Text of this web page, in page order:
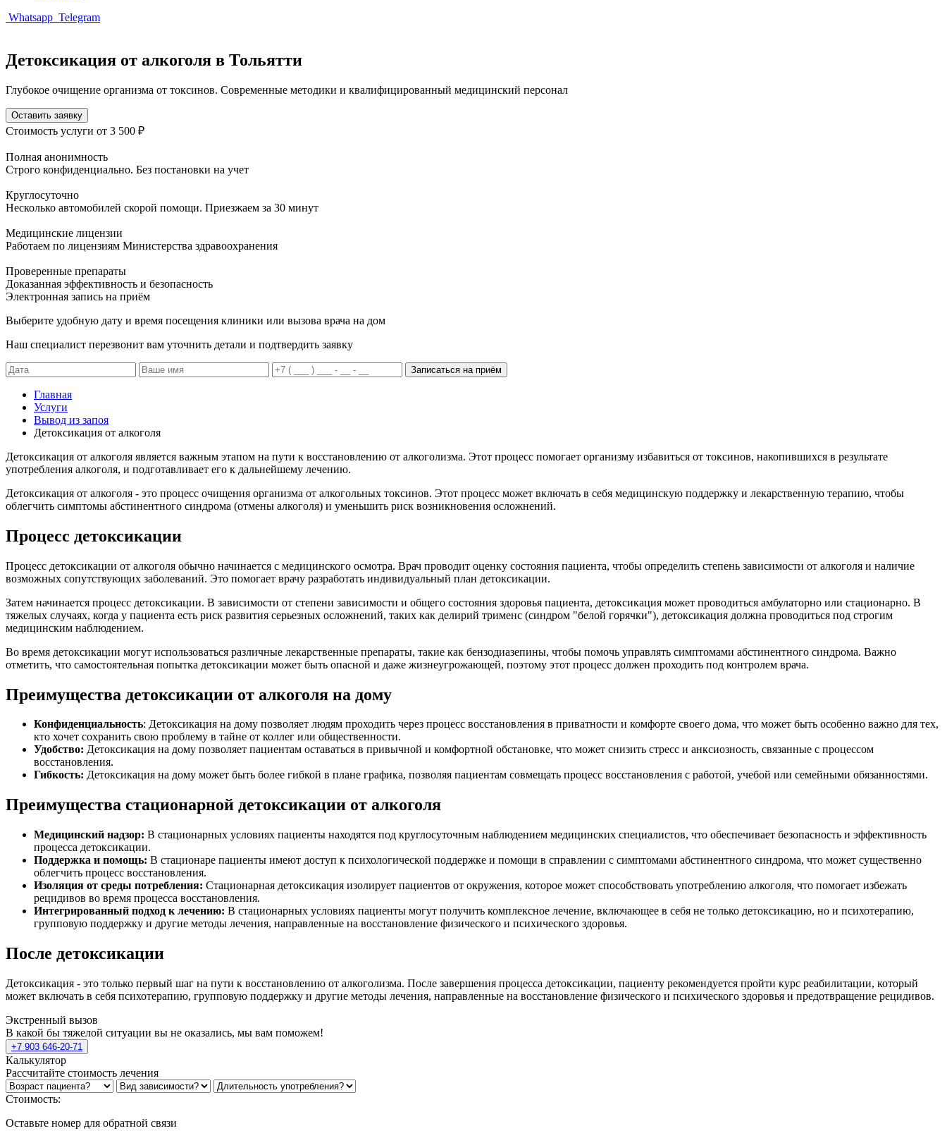
Whatsapp Telegram
Детоксикация от алкоголя в Тольятти
Глубокое очищение организма от токсинов. Современные методики и квалифицированный медицинский персонал
Оставить заявку
Стоимость услуги от 3 500 ₽
Полная анонимность
Строго конфиденциально. Без постановки на учет
Круглосуточно
Несколько автомобилей скорой помощи. Приезжаем за 30 минут
Медицинские лицензии
Работаем по лицензиям Министерства здравоохранения
Проверенные препараты
Доказанная эффективность и безопасность
Электронная запись на приём
Выберите удобную дату и время посещения клиники или вызова врача на дом
Наш специалист перезвонит вам уточнить детали и подтвердить заявку
Записаться на приём
Главная
Услуги
Вывод из запоя
Детоксикация от алкоголя
Детоксикация от алкоголя является важным этапом на пути к восстановлению от алкоголизма. Этот процесс помогает организму избавиться от токсинов, накопившихся в результате
употребления алкоголя, и подготавливает его к дальнейшему лечению.
Детоксикация от алкоголя - это процесс очищения организма от алкогольных токсинов. Этот процесс может включать в себя медицинскую поддержку и лекарственную терапию, чтобы
облегчить симптомы абстинентного синдрома (отмены алкоголя) и уменьшить риск возникновения осложнений.
Процесс детоксикации
Процесс детоксикации от алкоголя обычно начинается с медицинского осмотра. Врач проводит оценку состояния пациента, чтобы определить степень зависимости от алкоголя и наличие
возможных сопутствующих заболеваний. Это помогает врачу разработать индивидуальный план детоксикации.
Затем начинается процесс детоксикации. В зависимости от степени зависимости и общего состояния здоровья пациента, детоксикация может проводиться амбулаторно или стационарно. В
тяжелых случаях, когда у пациента есть риск развития серьезных осложнений, таких как делирий трименс (синдром "белой горячки"), детоксикация должна проводиться под строгим
медицинским наблюдением.
Во время детоксикации могут использоваться различные лекарственные препараты, такие как бензодиазепины, чтобы помочь управлять симптомами абстинентного синдрома. Важно
отметить, что самостоятельная попытка детоксикации может быть опасной и даже жизнеугрожающей, поэтому этот процесс должен проходить под контролем врача.
Преимущества детоксикации от алкоголя на дому
Конфиденциальность: Детоксикация на дому позволяет людям проходить через процесс восстановления в приватности и комфорте своего дома, что может быть особенно важно для тех,
кто хочет сохранить свою проблему в тайне от коллег или общественности.
Удобство: Детоксикация на дому позволяет пациентам оставаться в привычной и комфортной обстановке, что может снизить стресс и анксиозность, связанные с процессом
восстановления.
Гибкость: Детоксикация на дому может быть более гибкой в плане графика, позволяя пациентам совмещать процесс восстановления с работой, учебой или семейными обязанностями.
Преимущества стационарной детоксикации от алкоголя
Медицинский надзор: В стационарных условиях пациенты находятся под круглосуточным наблюдением медицинских специалистов, что обеспечивает безопасность и эффективность
процесса детоксикации.
Поддержка и помощь: В стационаре пациенты имеют доступ к психологической поддержке и помощи в справлении с симптомами абстинентного синдрома, что может существенно
облегчить процесс восстановления.
Изоляция от среды потребления: Стационарная детоксикация изолирует пациентов от окружения, которое может способствовать употреблению алкоголя, что помогает избежать
рецидивов во время процесса восстановления.
Интегрированный подход к лечению: В стационарных условиях пациенты могут получить комплексное лечение, включающее в себя не только детоксикацию, но и психотерапию,
групповую поддержку и другие методы лечения, направленные на восстановление физического и психического здоровья.
После детоксикации
Детоксикация - это только первый шаг на пути к восстановлению от алкоголизма. После завершения процесса детоксикации, пациенту рекомендуется пройти курс реабилитации, который
может включать в себя психотерапию, групповую поддержку и другие методы лечения, направленные на восстановление физического и психического здоровья и предотвращение рецидивов.
Экстренный вызов
В какой бы тяжелой ситуации вы не оказались, мы вам поможем!
+7 903 646-20-71
Калькулятор
Рассчитайте стоимость лечения
Стоимость:
Оставьте номер для обратной связи